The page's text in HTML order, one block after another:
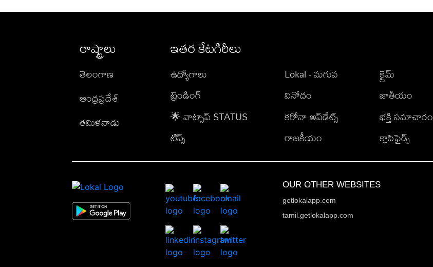
రాష్ట్రాలు
తెలంగాణ
ఆంధ్రప్రదేశ్
తమిళనాడు
ఇతర కేటగిరీలు
ఉద్యోగాలు
ట్రెండింగ్
🌟 వాట్సాప్ STATUS
టిప్స్
Lokal - మగువ
వినోదం
కరోనా అప్‌డేట్స్
రాజకీయం
క్రైమ్
జాతీయం
భక్తి సమాచారం
క్లాసిఫైడ్స్
OUR OTHER WEBSITES
getlokalapp.com
tamil.getlokalapp.com